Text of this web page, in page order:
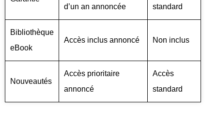
d’un an annoncée
standard
Bibliothèque
eBook
Accès inclus annoncé Non inclus
Nouveautés
Accès prioritaire
annoncé
Accès
standard